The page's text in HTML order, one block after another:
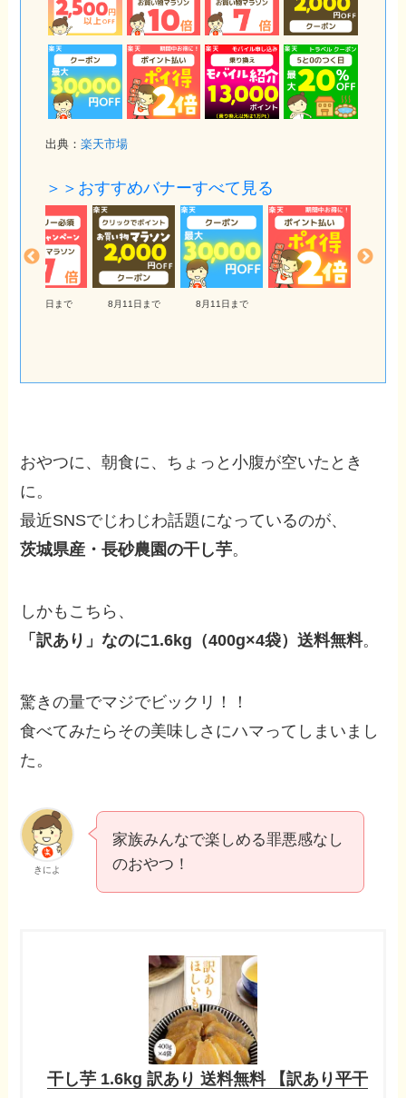
出典：楽天市場
＞＞おすすめバナーすべて見る
8月11日まで 8月11日まで
おやつに、朝食に、ちょっと小腹が空いたとき
に。
最近SNSでじわじわ話題になっているのが、
茨城県産・長砂農園の干し芋。
しかもこちら、
「訳あり」なのに1.6kg（400g×4袋）送料無料。
驚きの量でマジでビックリ！！
食べてみたらその美味しさにハマってしまいまし
た。
きによ
家族みんなで楽しめる罪悪感なし
のおやつ！
干し芋 1.6kg 訳あり 送料無料 【訳あり平干